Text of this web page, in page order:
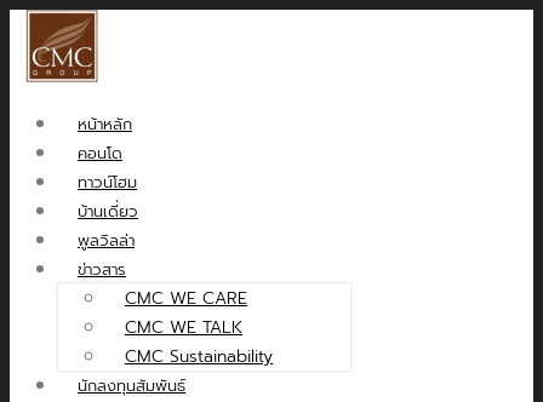
หน้าหลัก
คอนโด
ทาวน์โฮม
บ้านเดี่ยว
พูลวิลล่า
ข่าวสาร
CMC WE CARE
CMC WE TALK
CMC Sustainability
นักลงทุนสัมพันธ์